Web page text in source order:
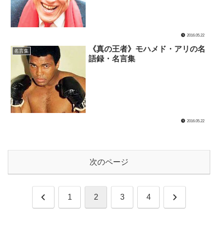
2016.05.22
名言集
《真の王者》モハメド・アリの名
語録・名言集
2016.05.22
次のページ
前 1 2 3 4 次